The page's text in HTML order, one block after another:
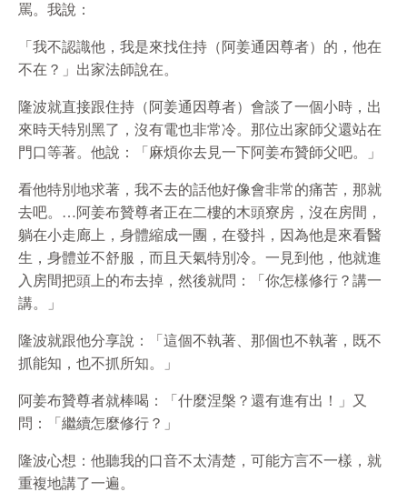
罵。我說：
「我不認識他，我是來找住持（阿姜通因尊者）的，他在
不在？」出家法師說在。
隆波就直接跟住持（阿姜通因尊者）會談了一個小時，出
來時天特別黑了，沒有電也非常冷。那位出家師父還站在
門口等著。他說：「麻煩你去見一下阿姜布贊師父吧。」
看他特別地求著，我不去的話他好像會非常的痛苦，那就
去吧。…阿姜布贊尊者正在二樓的木頭寮房，沒在房間，
躺在小走廊上，身體縮成一團，在發抖，因為他是來看醫
生，身體並不舒服，而且天氣特別冷。一見到他，他就進
入房間把頭上的布去掉，然後就問：「你怎樣修行？講一
講。」
隆波就跟他分享說：「這個不執著、那個也不執著，既不
抓能知，也不抓所知。」
阿姜布贊尊者就棒喝：「什麼涅槃？還有進有出！」又
問：「繼續怎麼修行？」
隆波心想：他聽我的口音不太清楚，可能方言不一樣，就
重複地講了一遍。